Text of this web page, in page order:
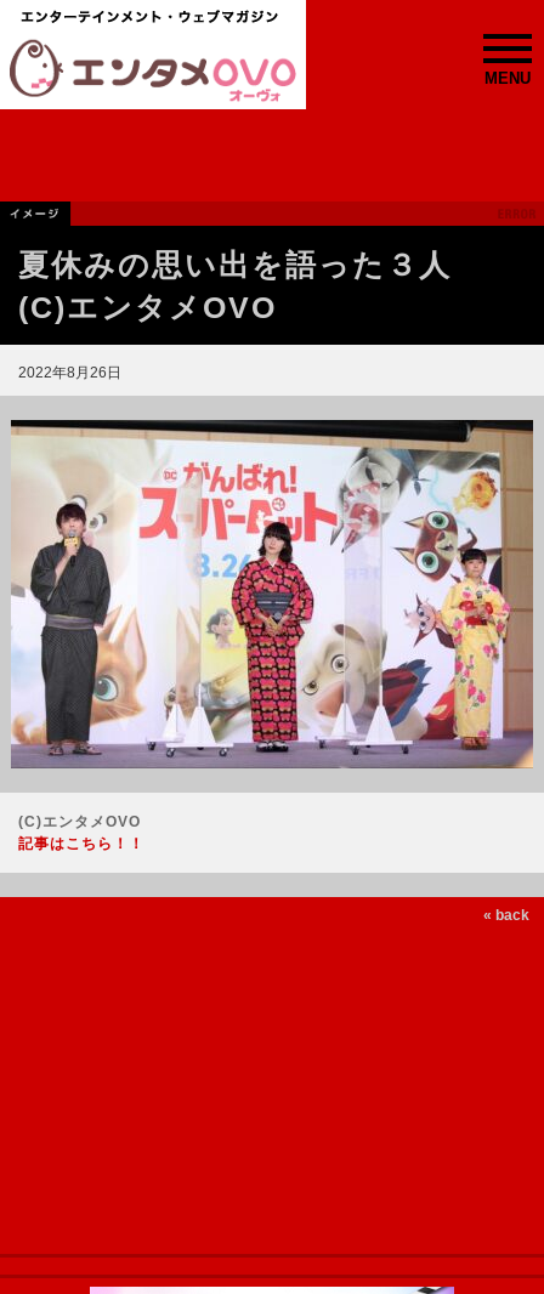
MENU
夏休みの思い出を語った３人
(C)エンタメOVO
2022年8月26日
(C)エンタメOVO
記事はこちら！！
« back